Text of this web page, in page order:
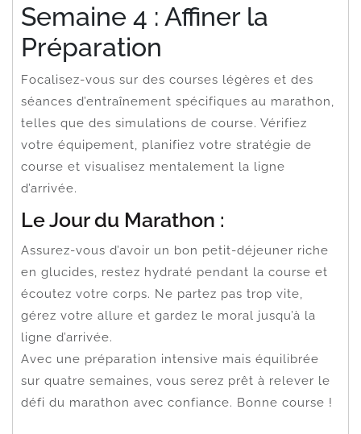
Semaine 4 : Affiner la
Préparation
Focalisez-vous sur des courses légères et des
séances d’entraînement spécifiques au marathon,
telles que des simulations de course. Vérifiez
votre équipement, planifiez votre stratégie de
course et visualisez mentalement la ligne
d’arrivée.
Le Jour du Marathon :
Assurez-vous d’avoir un bon petit-déjeuner riche
en glucides, restez hydraté pendant la course et
écoutez votre corps. Ne partez pas trop vite,
gérez votre allure et gardez le moral jusqu’à la
ligne d’arrivée.
Avec une préparation intensive mais équilibrée
sur quatre semaines, vous serez prêt à relever le
défi du marathon avec confiance. Bonne course !